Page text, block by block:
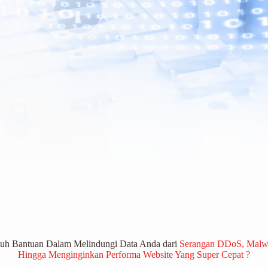
Bantuan Dalam Melindungi Data Anda dari Serangan DDoS,
Hingga Menginginkan Performa Website Yang Super Cepat ?